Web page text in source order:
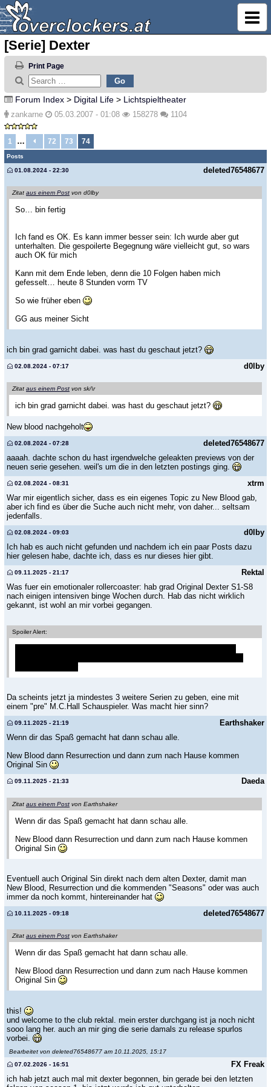
[Serie] Dexter
Print Page
Forum Index > Digital Life > Lichtspieltheater
zankarne 05.03.2007 - 01:08 158278 1104
1 … 72 73 74
Posts
deleted76548677
01.08.2024 - 22:30
Zitat aus einem Post von d0lby
So… bin fertig
Ich fand es OK. Es kann immer besser sein: Ich wurde aber gut
unterhalten. Die gespoilerte Begegnung wäre vielleicht gut, so wars
auch OK für mich
Kann mit dem Ende leben, denn die 10 Folgen haben mich
gefesselt… heute 8 Stunden vorm TV
So wie früher eben
GG aus meiner Sicht
ich bin grad garnicht dabei. was hast du geschaut jetzt?
d0lby
02.08.2024 - 07:17
Zitat aus einem Post von sk/\r
ich bin grad garnicht dabei. was hast du geschaut jetzt?
New blood nachgeholt
deleted76548677
02.08.2024 - 07:28
aaaah. dachte schon du hast irgendwelche geleakten previews von der
neuen serie gesehen. weil's um die in den letzten postings ging.
xtrm
02.08.2024 - 08:31
War mir eigentlich sicher, dass es ein eigenes Topic zu New Blood gab,
aber ich find es über die Suche auch nicht mehr, von daher... seltsam
jedenfalls.
d0lby
02.08.2024 - 09:03
Ich hab es auch nicht gefunden und nachdem ich ein paar Posts dazu
hier gelesen habe, dachte ich, dass es nur dieses hier gibt.
Rektal
09.11.2025 - 21:17
Was fuer ein emotionaler rollercoaster: hab grad Original Dexter S1-S8
nach einigen intensiven binge Wochen durch. Hab das nicht wirklich
gekannt, ist wohl an mir vorbei gegangen.
Spoiler Alert:
Da scheints jetzt ja mindestes 3 weitere Serien zu geben, eine mit
einem "pre" M.C.Hall Schauspieler. Was macht hier sinn?
Earthshaker
09.11.2025 - 21:19
Wenn dir das Spaß gemacht hat dann schau alle.
New Blood dann Resurrection und dann zum nach Hause kommen
Original Sin
Daeda
09.11.2025 - 21:33
Zitat aus einem Post von Earthshaker
Wenn dir das Spaß gemacht hat dann schau alle.
New Blood dann Resurrection und dann zum nach Hause kommen
Original Sin
Eventuell auch Original Sin direkt nach dem alten Dexter, damit man
New Blood, Resurrection und die kommenden "Seasons" oder was auch
immer da noch kommt, hintereinander hat
deleted76548677
10.11.2025 - 09:18
Zitat aus einem Post von Earthshaker
Wenn dir das Spaß gemacht hat dann schau alle.
New Blood dann Resurrection und dann zum nach Hause kommen
Original Sin
this!
und welcome to the club rektal. mein erster durchgang ist ja noch nicht
sooo lang her. auch an mir ging die serie damals zu release spurlos
vorbei.
Bearbeitet von deleted76548677 am 10.11.2025, 15:17
FX Freak
07.02.2026 - 16:51
ich hab jetzt auch mal mit dexter begonnen, bin gerade bei den letzten